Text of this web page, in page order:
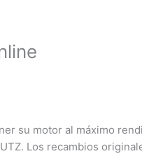
su motor al máximo
Los recambios